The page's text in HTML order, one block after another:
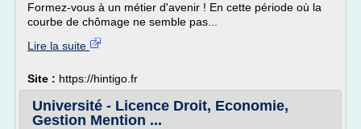
Formez-vous à un métier d'avenir ! En cette période où la
courbe de chômage ne semble pas...
Lire la suite
Site : https://hintigo.fr
Université - Licence Droit, Economie,
Gestion Mention ...